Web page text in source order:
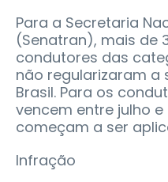
Para a Secretaria
(Senatran), mais de
condutores das
não regularizaram
Brasil. Para os
vencem entre julho
começam a ser
Infração